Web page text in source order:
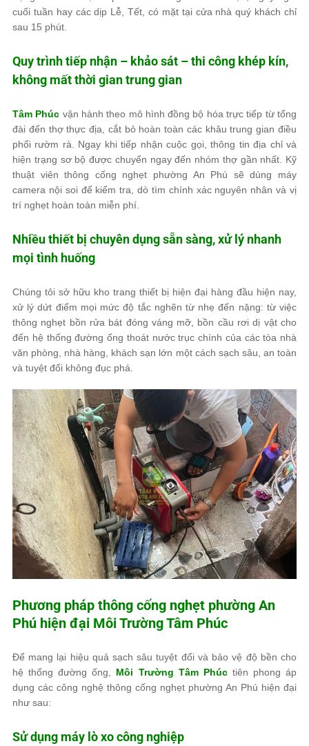
cuối tuần hay các dịp Lễ, Tết, có mặt tại cửa nhà quý khách chỉ
sau 15 phút.
Quy trình tiếp nhận – khảo sát – thi công khép kín,
không mất thời gian trung gian
Tâm Phúc vận hành theo mô hình đồng bộ hóa trực tiếp từ tổng
đài đến thợ thực địa, cắt bỏ hoàn toàn các khâu trung gian điều
phối rườm rà. Ngay khi tiếp nhận cuộc gọi, thông tin địa chỉ và
hiện trạng sơ bộ được chuyển ngay đến nhóm thợ gần nhất. Kỹ
thuật viên thông cống nghẹt phường An Phú sẽ dùng máy
camera nội soi để kiểm tra, dò tìm chính xác nguyên nhân và vị
trí nghẹt hoàn toàn miễn phí.
Nhiều thiết bị chuyên dụng sẵn sàng, xử lý nhanh
mọi tình huống
Chúng tôi sở hữu kho trang thiết bị hiện đại hàng đầu hiện nay,
xử lý dứt điểm mọi mức độ tắc nghẽn từ nhẹ đến nặng: từ việc
thông nghẹt bồn rửa bát đóng váng mỡ, bồn cầu rơi dị vật cho
đến hệ thống đường ống thoát nước trục chính của các tòa nhà
văn phòng, nhà hàng, khách sạn lớn một cách sạch sâu, an toàn
và tuyệt đối không đục phá.
Phương pháp thông cống nghẹt phường An
Phú hiện đại Môi Trường Tâm Phúc
Để mang lại hiệu quả sạch sâu tuyệt đối và bảo vệ độ bền cho
hệ thống đường ống, Môi Trường Tâm Phúctiên phong áp
dụng các công nghệ thông cống nghẹt phường An Phú hiện đại
như sau:
Sử dụng máy lò xo công nghiệp